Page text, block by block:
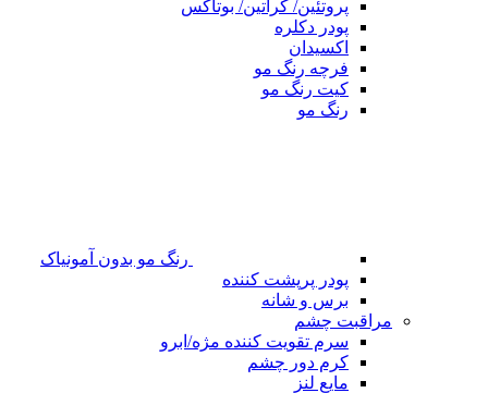
پروتئین/ کراتین/ بوتاکس
پودر دکلره
اکسیدان
فرچه رنگ مو
کیت رنگ مو
رنگ مو
رنگ مو بدون آمونیاک
پودر پرپشت کننده
برس و شانه
مراقبت چشم
سرم تقویت کننده مژه/ابرو
کرم دور چشم
مایع لنز